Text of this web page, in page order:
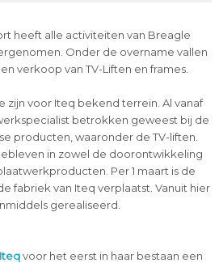
heeft alle activiteiten van Breagle
Onder de overname vallen
verkoop van TV-Liften en frames.
zijn voor Iteq bekend terrein. Al vanaf
betrokken geweest bij de
producten, waaronder de TV-liften.
in zowel de doorontwikkeling
Per 1 maart is de
fabriek van Iteq verplaatst. Vanuit hier
gerealiseerd.
Iteqvoor het eerst in haar bestaan een